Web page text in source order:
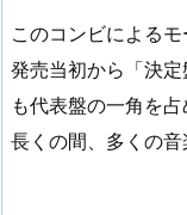
このコンビによる
発売当初から「決
も代表盤の一角を
長くの間、多くの音